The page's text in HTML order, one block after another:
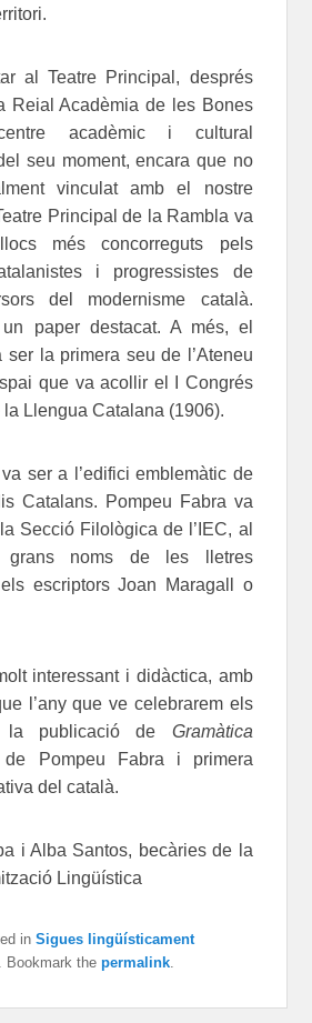
al Teatre Principal, després
Reial Acadèmia de les Bones
acadèmic i cultural
seu moment, encara que no
vinculat amb el nostre
Principal de la Rambla va
més concorreguts pels
i progressistes de
del modernisme català.
paper destacat. A més, el
ser la primera seu de l’Ateneu
que va acollir el I Congrés
la Llengua Catalana (1906).
va ser a l’edifici emblemàtic de
Catalans. Pompeu Fabra va
Secció Filològica de l’IEC, al
grans noms de les lletres
escriptors Joan Maragall o
interessant i didàctica, amb
l’any que ve celebrarem els
publicació de Gramàtica
Pompeu Fabra i primera
del català.
i Alba Santos, becàries de la
Lingüística
inSigues lingüísticament
. Bookmark thepermalink